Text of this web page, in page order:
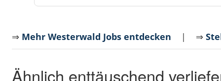
⇒ Mehr Westerwald Jobs entdecken | ⇒
Ähnlich enttäuschend